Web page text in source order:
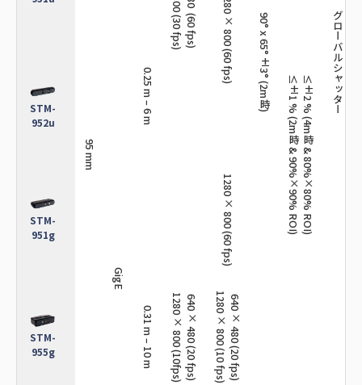
STM-
952u
STM-
951g
STM-
955g
95 mm
GigE
0.25 m – 6 m
0.31 m – 10 m 1280 × 800 (10fps)640 × 480 (20 fps)
1280 × 800 (60 fps)
1280 × 800 (60 fps)
1280 × 800 (10 fps)640 × 480 (20 fps)
90° x 65° ±3° (2m時)
≤±1 % (2m時 & 90%×90% ROI)≤±2 % (4m時 & 80%×80% ROI)
グローバルシャッター